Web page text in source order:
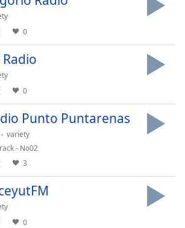
0
Radio
0
Punto Puntarenas
variety
- No02
3
0